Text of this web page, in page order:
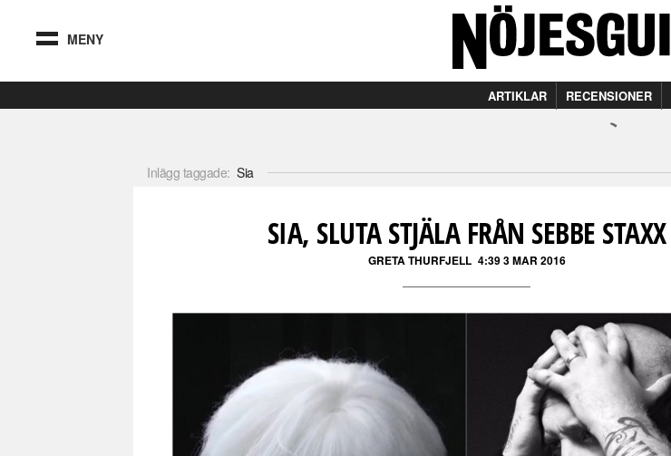
MENY
ARTIKLAR RECENSIONER
Inlägg taggade: Sia
SIA, SLUTA STJÄLA FRÅN SEBBE STAXX
GRETA THURFJELL 4:39 3 MAR 2016